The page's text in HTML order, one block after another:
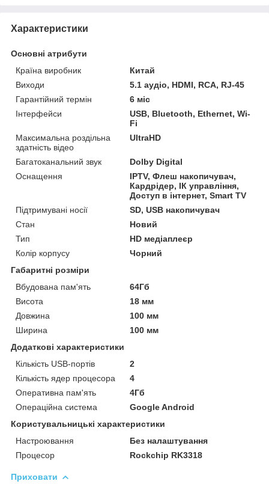
Характеристики
Основні атрибути
Країна виробник
Китай
Виходи
5.1 аудіо, HDMI, RCA, RJ-45
Гарантійний термін
6 міс
Інтерфейси
USB, Bluetooth, Ethernet, Wi-
Fi
Максимальна роздільна
здатність відео
UltraHD
Багатоканальний звук
Dolby Digital
Оснащення
IPTV, Флеш накопичувач,
Кардрідер, ІК управління,
Доступ в інтернет, Smart TV
Підтримувані носії
SD, USB накопичувач
Стан
Новий
Тип
HD медіаплеєр
Колір корпусу
Чорний
Габаритні розміри
Вбудована пам'ять
64Гб
Висота
18 мм
Довжина
100 мм
Ширина
100 мм
Додаткові характеристики
Кількість USB-портів
2
Кількість ядер процесора
4
Оперативна пам'ять
4Гб
Операційна система
Google Android
Користувальницькі характеристики
Настроювання
Без налаштування
Процесор
Rockchip RK3318
Приховати